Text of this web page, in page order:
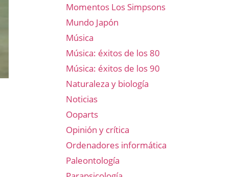
Momentos Los Simpsons
Mundo Japón
Música
Música: éxitos de los 80
Música: éxitos de los 90
Naturaleza y biología
Noticias
Ooparts
Opinión y crítica
Ordenadores informática
Paleontología